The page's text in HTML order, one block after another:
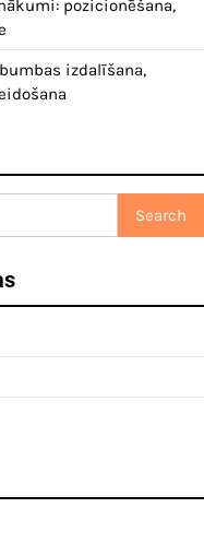
pozicionēšana,
izdalīšana,